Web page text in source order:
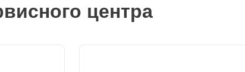
центра